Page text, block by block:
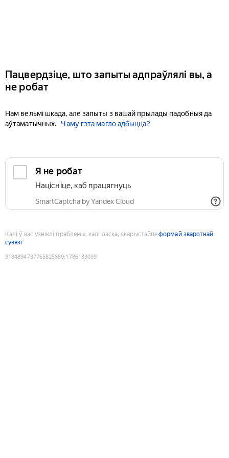
Пацвердзіце, што запыты адпраўлялі вы, а
не робат
Нам вельмі шкада, але запыты з вашай прылады падобныя да
аўтаматычных.
Чаму гэта магло адбыцца?
Я не робат
Націсніце, каб працягнуць
SmartCaptcha by Yandex Cloud
Калі ў вас узніклі праблемы, калі ласка, скарыстайцеформай зваротнай
сувязі
9184894787765825889:1786133039